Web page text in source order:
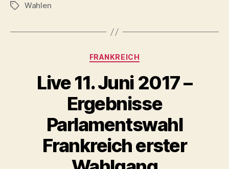
Ergebnisse
zweiter
Wahlgang“
Schlagwörter
Wahlen
Kategorien
FRANKREICH
Live 11. Juni 2017 –
Ergebnisse
Parlamentswahl
Frankreich erster